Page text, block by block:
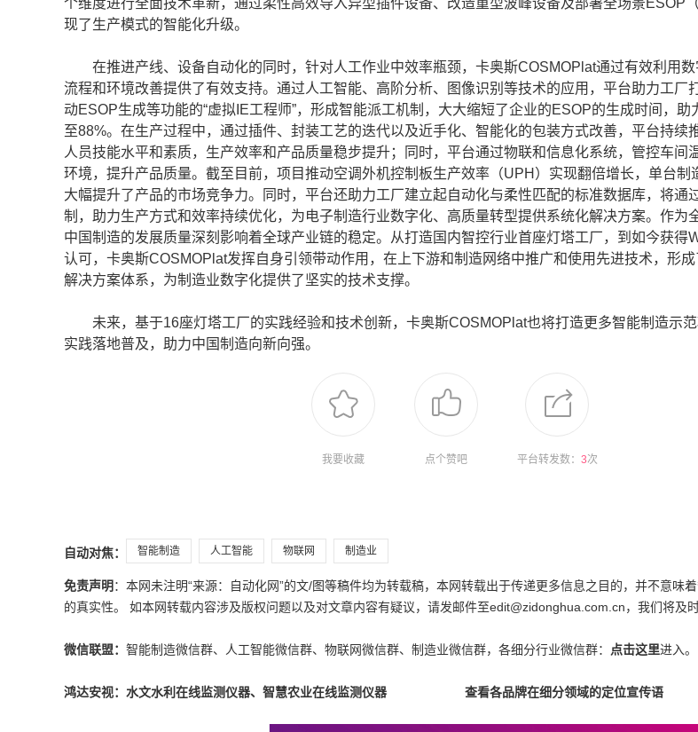
现了生产模式的智能化升级。
在推进产线、设备自动化的同时，针对人工作业中效率瓶颈，卡奥斯COSMOPlat通过有效利用数
流程和环境改善提供了有效支持。通过人工智能、高阶分析、图像识别等技术的应用，平台助力工厂
动ESOP生成等功能的“虚拟IE工程师”，形成智能派工机制，大大缩短了企业的ESOP的生成时间，助
至88%。在生产过程中，通过插件、封装工艺的迭代以及近手化、智能化的包装方式改善，平台持续
人员技能水平和素质，生产效率和产品质量稳步提升；同时，平台通过物联和信息化系统，管控车间
环境，提升产品质量。截至目前，项目推动空调外机控制板生产效率（UPH）实现翻倍增长，单台制
大幅提升了产品的市场竞争力。同时，平台还助力工厂建立起自动化与柔性匹配的标准数据库，将通
制，助力生产方式和效率持续优化，为电子制造行业数字化、高质量转型提供系统化解决方案。作为
中国制造的发展质量深刻影响着全球产业链的稳定。从打造国内智控行业首座灯塔工厂，到如今获得
认可，卡奥斯COSMOPlat发挥自身引领带动作用，在上下游和制造网络中推广和使用先进技术，形
解决方案体系，为制造业数字化提供了坚实的技术支撑。
未来，基于16座灯塔工厂的实践经验和技术创新，卡奥斯COSMOPlat也将打造更多智能制造示
实践落地普及，助力中国制造向新向强。
我要收藏 点个赞吧 平台转发数： 3次
自动对焦： 智能制造 人工智能 物联网 制造业
免责声明 ：本网未注明“来源：自动化网”的文/图等稿件均为转载稿，本网转载出于传递更多信息之目的，并不意味
的真实性。 如本网转载内容涉及版权问题以及对文章内容有疑议，请发邮件至edit@zidonghua.com.cn，我们将及时
微信联盟： 智能制造微信群、人工智能微信群、物联网微信群、制造业微信群，各细分行业微信群： 点击这里进入。
鸿达安视：水文水利在线监测仪器、智慧农业在线监测仪器 查看各品牌在细分领域的定位宣传语